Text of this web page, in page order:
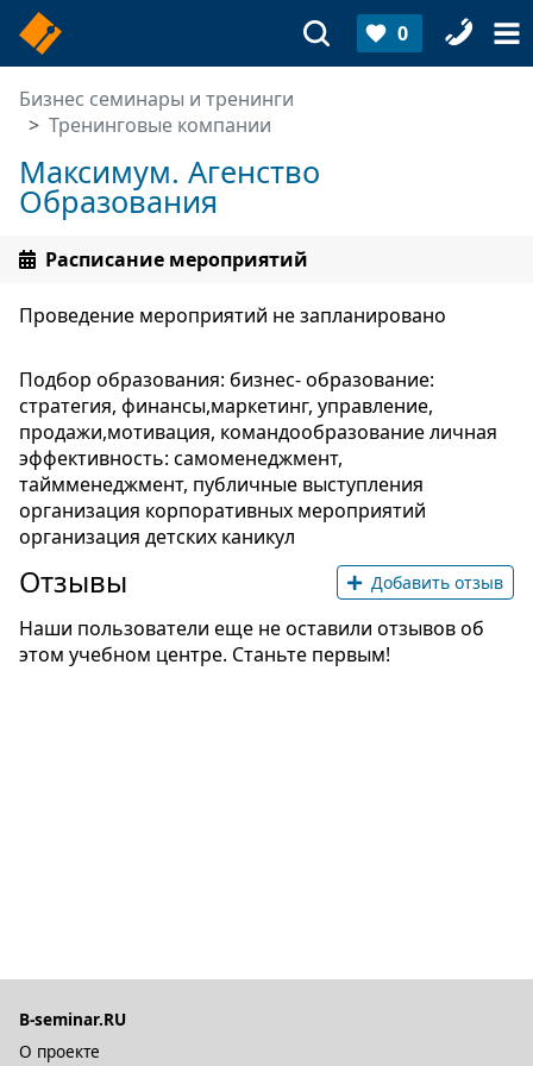
0
Бизнес семинары и тренинги
Тренинговые компании
Максимум. Агенство
Образования
Расписание мероприятий
Проведение мероприятий не запланировано
Подбор образования: бизнес- образование:
стратегия, финансы,маркетинг, управление,
продажи,мотивация, командообразование личная
эффективность: самоменеджмент,
таймменеджмент, публичные выступления
организация корпоративных мероприятий
организация детских каникул
Отзывы Добавить отзыв
Наши пользователи еще не оставили отзывов об
этом учебном центре. Станьте первым!
B-seminar.RU
О проекте